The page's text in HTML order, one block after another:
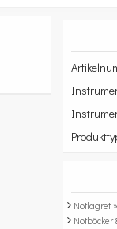
Notlagret »
Notböcker